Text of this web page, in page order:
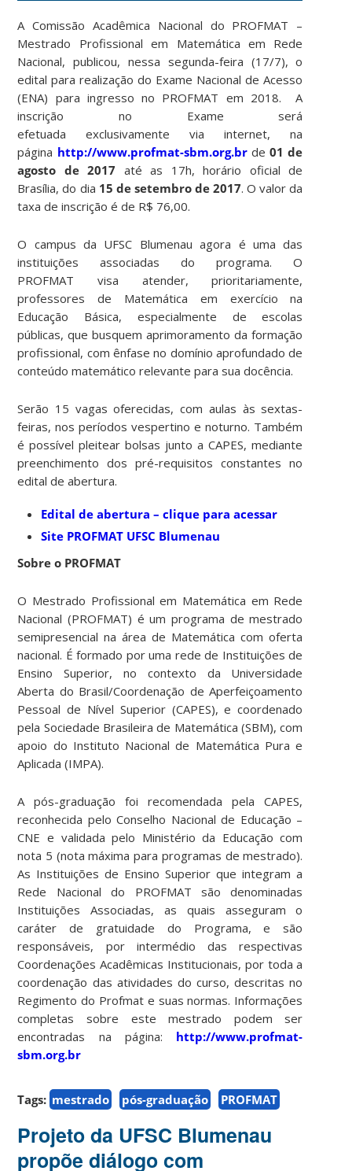
A Comissão Acadêmica Nacional do PROFMAT –
Mestrado Profissional em Matemática em Rede
Nacional, publicou, nessa segunda-feira (17/7), o
edital para realização do Exame Nacional de Acesso
(ENA) para ingresso no PROFMAT em 2018. A
inscrição no Exame será
efetuada exclusivamente via internet, na
página http://www.profmat-sbm.org.br de 01 de
agosto de 2017 até as 17h, horário oficial de
Brasília, do dia 15 de setembro de 2017. O valor da
taxa de inscrição é de R$ 76,00.
O campus da UFSC Blumenau agora é uma das
instituições associadas do programa. O
PROFMAT visa atender, prioritariamente,
professores de Matemática em exercício na
Educação Básica, especialmente de escolas
públicas, que busquem aprimoramento da formação
profissional, com ênfase no domínio aprofundado de
conteúdo matemático relevante para sua docência.
Serão 15 vagas oferecidas, com aulas às sextas-
feiras, nos períodos vespertino e noturno. Também
é possível pleitear bolsas junto a CAPES, mediante
preenchimento dos pré-requisitos constantes no
edital de abertura.
Edital de abertura – clique para acessar
Site PROFMAT UFSC Blumenau
Sobre o PROFMAT
O Mestrado Profissional em Matemática em Rede
Nacional (PROFMAT) é um programa de mestrado
semipresencial na área de Matemática com oferta
nacional. É formado por uma rede de Instituições de
Ensino Superior, no contexto da Universidade
Aberta do Brasil/Coordenação de Aperfeiçoamento
Pessoal de Nível Superior (CAPES), e coordenado
pela Sociedade Brasileira de Matemática (SBM), com
apoio do Instituto Nacional de Matemática Pura e
Aplicada (IMPA).
A pós-graduação foi recomendada pela CAPES,
reconhecida pelo Conselho Nacional de Educação –
CNE e validada pelo Ministério da Educação com
nota 5 (nota máxima para programas de mestrado).
As Instituições de Ensino Superior que integram a
Rede Nacional do PROFMAT são denominadas
Instituições Associadas, as quais asseguram o
caráter de gratuidade do Programa, e são
responsáveis, por intermédio das respectivas
Coordenações Acadêmicas Institucionais, por toda a
coordenação das atividades do curso, descritas no
Regimento do Profmat e suas normas. Informações
completas sobre este mestrado podem ser
encontradas na página: http://www.profmat-
sbm.org.br
Tags: mestrado pós-graduação PROFMAT
Projeto da UFSC Blumenau
propõe diálogo com